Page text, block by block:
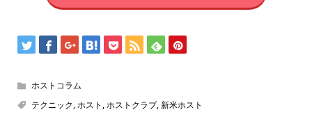
ホストコラム
テクニック,ホスト ,ホストクラブ,新米ホスト